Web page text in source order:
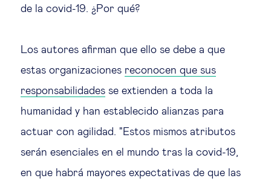
de la covid-19. ¿Por qué?
Los autores afirman que ello se debe a que
estas organizaciones reconocen que sus
responsabilidades se extienden a toda la
humanidad y han establecido alianzas para
actuar con agilidad. "Estos mismos atributos
serán esenciales en el mundo tras la covid-19,
en que habrá mayores expectativas de que las